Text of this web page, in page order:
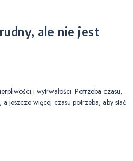
ale nie jest
i wytrwałości. Potrzeba czasu,
jeszcze więcej czasu potrzeba, aby stać